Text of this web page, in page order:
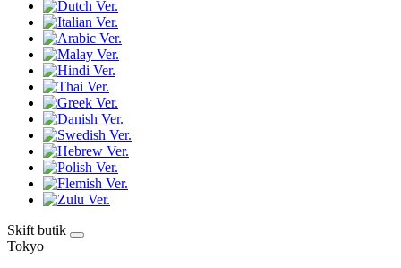
Skift butik
Tokyo